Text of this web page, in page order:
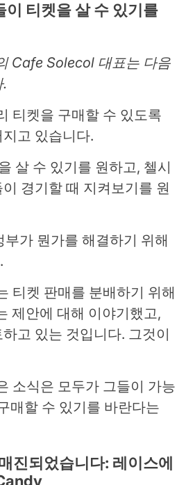
이 티켓을 살 수 있기를
Cafe Solecol 대표는 다음
티켓을 구매할 수 있도록
고 있습니다.
살 수 있기를 원하고, 첼시
경기할 때 지켜보기를 원
부가 뭔가를 해결하기 위해
티켓 판매를 분배하기 위해
제안에 대해 이야기했고,
고 있는 것입니다. 그것이
소식은 모두가 그들이 가능
매할 수 있기를 바란다는
진되었습니다: 레이스에